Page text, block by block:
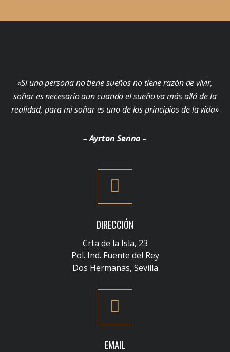
«Si una persona no tiene sueños no tiene razón de vivir,
soñar es necesario aun cuando el sueño va más allá de la
realidad, para mi soñar es uno de los principios de la vida»
– Ayrton Senna –
DIRECCIÓN
Crta de la Isla, 23
Pol. Ind. Fuente del Rey
Dos Hermanas, Sevilla
EMAIL